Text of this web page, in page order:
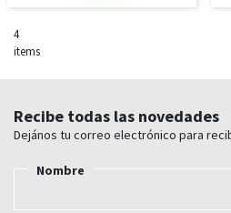
4
items
Recibe todas las novedades
Dejános tu correo electrónico para
Nombre